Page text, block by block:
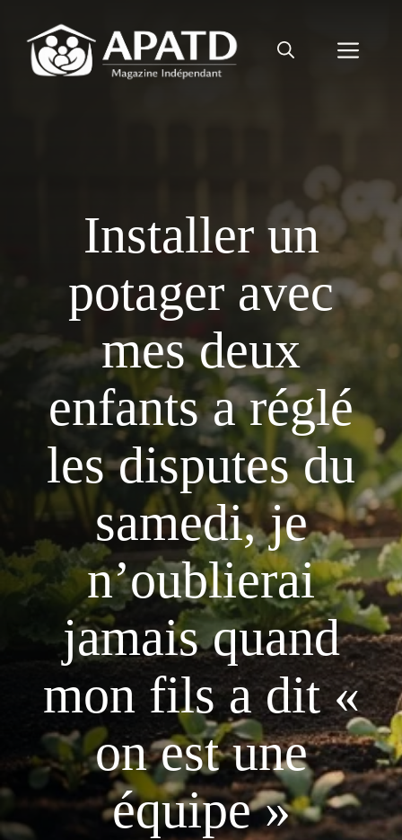
contenu
Installer un
potager avec
mes deux
enfants a réglé
les disputes du
samedi, je
n’oublierai
jamais quand
mon fils a dit «
on est une
équipe »